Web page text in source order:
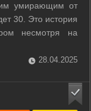
умирающим от
30. Это история
несмотря на
28.04.2025